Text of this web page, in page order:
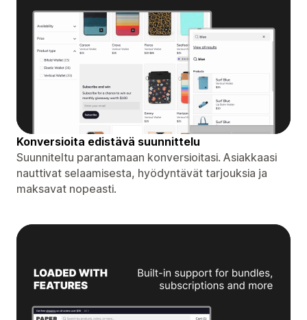
Konversioita edistävä suunnittelu
Suunniteltu parantamaan konversioitasi. Asiakkaasi
nauttivat selaamisesta, hyödyntävät tarjouksia ja
maksavat nopeasti.